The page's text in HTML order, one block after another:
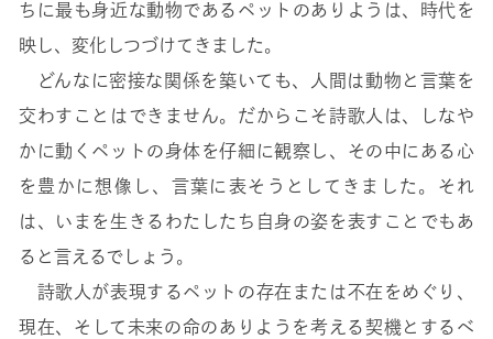
ちに最も身近な動物であるペットのありようは、時代を
映し、変化しつづけてきました。
どんなに密接な関係を築いても、人間は動物と言葉を
交わすことはできません。だからこそ詩歌人は、しなや
かに動くペットの身体を仔細に観察し、その中にある心
を豊かに想像し、言葉に表そうとしてきました。それ
は、いまを生きるわたしたち自身の姿を表すことでもあ
ると言えるでしょう。
詩歌人が表現するペットの存在または不在をめぐり、
現在、そして未来の命のありようを考える契機とするべ